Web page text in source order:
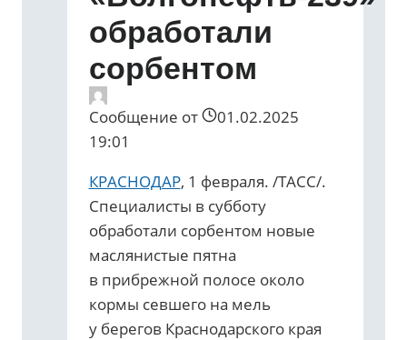
обработали
сорбентом
Сообщение от
01.02.2025
19:01
КРАСНОДАР, 1 февраля. /ТАСС/.
Специалисты в субботу
обработали сорбентом новые
маслянистые пятна
в прибрежной полосе около
кормы севшего на мель
у берегов Краснодарского края